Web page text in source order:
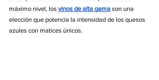
máximo nivel, los vinos de alta gama son una
elección que potencia la intensidad de los quesos
azules con matices únicos.